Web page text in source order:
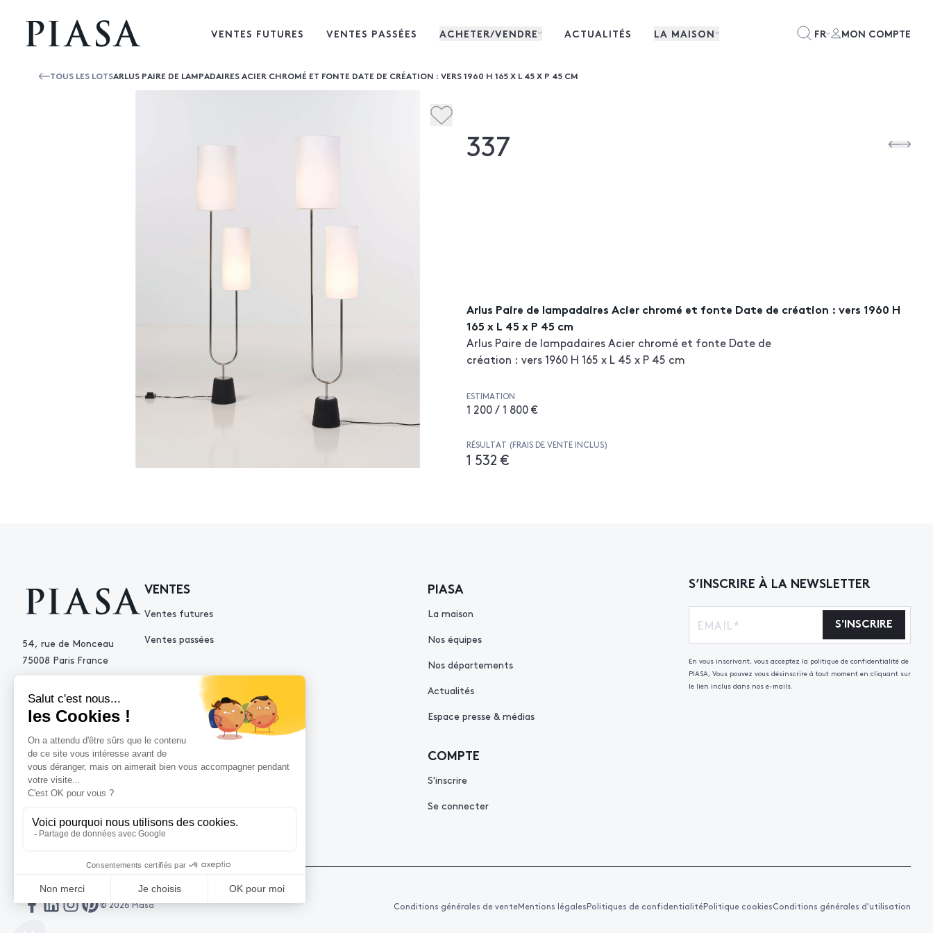
VENTES FUTURES VENTES PASSÉES ACHETER/VENDRE ACTUALITÉS LA MAISON FR MON COMPTE
TOUS LES LOTSARLUS PAIRE DE LAMPADAIRES ACIER CHROMÉ ET FONTE DATE DE CRÉATION : VERS 1960 H 165 X L 45 X P 45 CM
337
Arlus Paire de lampadaires Acier chromé et fonte Date de création : vers 1960 H
165 x L 45 x P 45 cm
Arlus Paire de lampadaires Acier chromé et fonte Date de
création : vers 1960 H 165 x L 45 x P 45 cm
ESTIMATION
1 200 / 1 800 €
RÉSULTAT (FRAIS DE VENTE INCLUS)
1 532 €
54, rue de Monceau
75008 Paris France
contact@piasa.fr
VENTES
Ventes futures
Ventes passées
PIASA
La maison
Nos équipes
Nos départements
Actualités
Espace presse & médias
AIDE
Demande d’estimation
COMPTE
S'inscrire
Se connecter
S’INSCRIRE À LA NEWSLETTER
S'INSCRIRE
En vous inscrivant, vous acceptez la politique de confidentialité de
PIASA, Vous pouvez vous désinscrire à tout moment en cliquant sur
le lien inclus dans nos e-mails.
© 2026 Piasa Conditions générales de venteMentions légalesPolitiques de confidentialitéPolitique cookiesConditions générales d'utilisation